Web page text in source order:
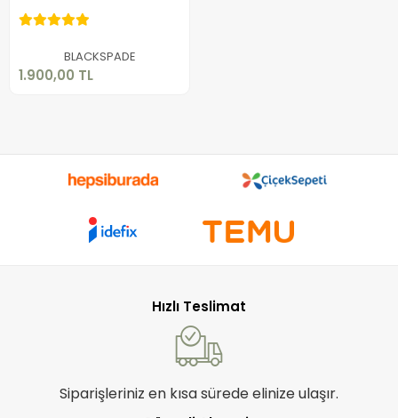
BLACKSPADE
1.900,00 TL
1.900,00 TL
Hızlı Teslimat
Siparişleriniz en kısa sürede elinize ulaşır.